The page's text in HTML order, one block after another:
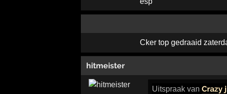
Cker top gedraaid
hitmeister
Uitspraakvan Crazy j